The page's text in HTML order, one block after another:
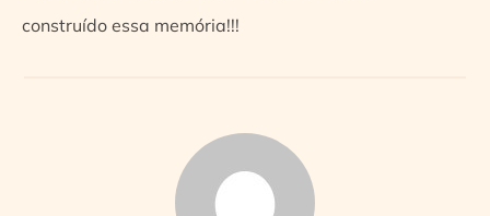
construído essa memória!!!